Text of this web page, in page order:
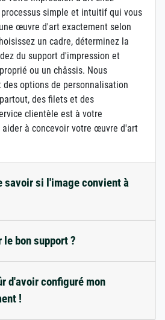
simple et intuitif qui vous
œuvre d'art exactement selon
un cadre, déterminez la
du support d'impression et
ou un châssis. Nous
des options de personnalisation
des filets et des
clientèle est à votre
à concevoir votre œuvre d'art
savoir si l'image convient à
bon support ?
d'avoir configuré mon
!